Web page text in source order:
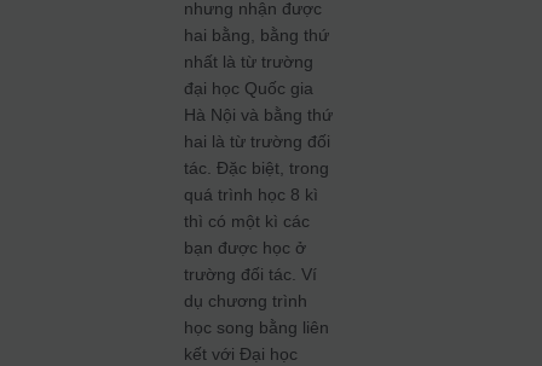
nhưng nhận được
hai bằng, bằng thứ
nhất là từ trường
đại học Quốc gia
Hà Nội và bằng thứ
hai là từ trường đối
tác. Đặc biệt, trong
quá trình học 8 kì
thì có một kì các
bạn được học ở
trường đối tác. Ví
dụ chương trình
học song bằng liên
kết với Đại học